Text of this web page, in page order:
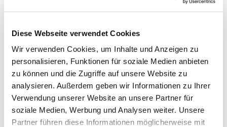
Diese Webseite verwendet Cookies
Wir verwenden Cookies, um Inhalte und Anzeigen zu
personalisieren, Funktionen für soziale Medien anbieten
zu können und die Zugriffe auf unsere Website zu
analysieren. Außerdem geben wir Informationen zu Ihrer
Verwendung unserer Website an unsere Partner für
soziale Medien, Werbung und Analysen weiter. Unsere
Partner führen diese Informationen möglicherweise mit
Dies könnte Sie auch
interessieren